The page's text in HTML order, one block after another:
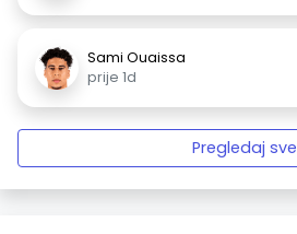
Sami Ouaissa
prije 1d
Pregledaj sve